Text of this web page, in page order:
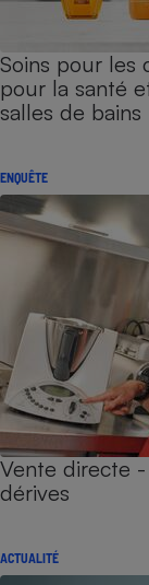
Soins pour les
pour la santé
salles de bains
ENQUÊTE
Vente directe
dérives
ACTUALITÉ